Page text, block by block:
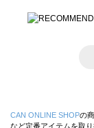
CAN ONLINE SHOPの
など定番アイテムを取り